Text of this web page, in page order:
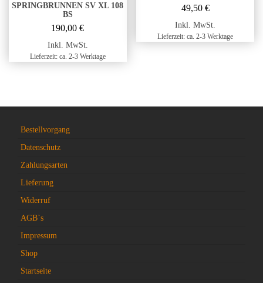
SPRINGBRUNNEN SV XL 108
BS
190,00€
Inkl. MwSt.
Lieferzeit: ca. 2-3 Werktage
49,50 €
Inkl. MwSt.
Lieferzeit: ca. 2-3 Werktage
Bestellvorgang
Datenschutz
Zahlungsarten
Lieferung
Widerruf
AGB`s
Impressum
Shop
Startseite